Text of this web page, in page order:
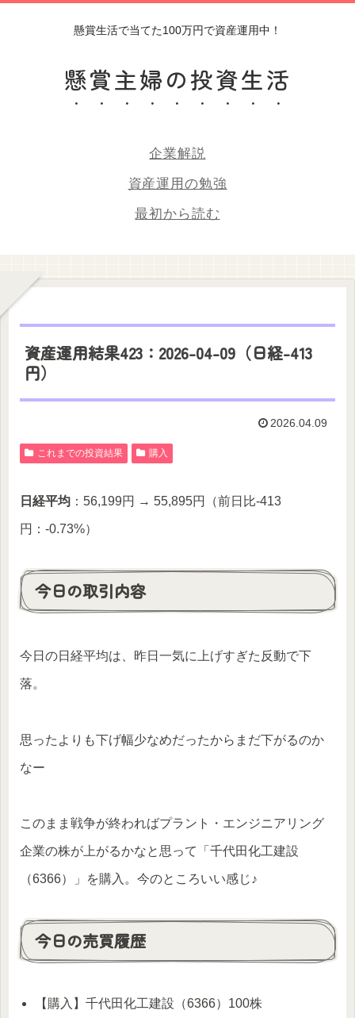
懸賞生活で当てた100万円で資産運用中！
懸賞主婦の投資生活
企業解説
資産運用の勉強
最初から読む
資産運用結果423：2026-04-09（日経-413
円）
2026.04.09
これまでの投資結果 購入
日経平均 ：56,199円 → 55,895円（前日比-413
円：-0.73%）
今日の取引内容
今日の日経平均は、昨日一気に上げすぎた反動で下
落。
思ったよりも下げ幅少なめだったからまだ下がるのか
なー
このまま戦争が終わればプラント・エンジニアリング
企業の株が上がるかなと思って「千代田化工建設
（6366）」を購入。今のところいい感じ♪
今日の売買履歴
【購入】千代田化工建設（6366）100株